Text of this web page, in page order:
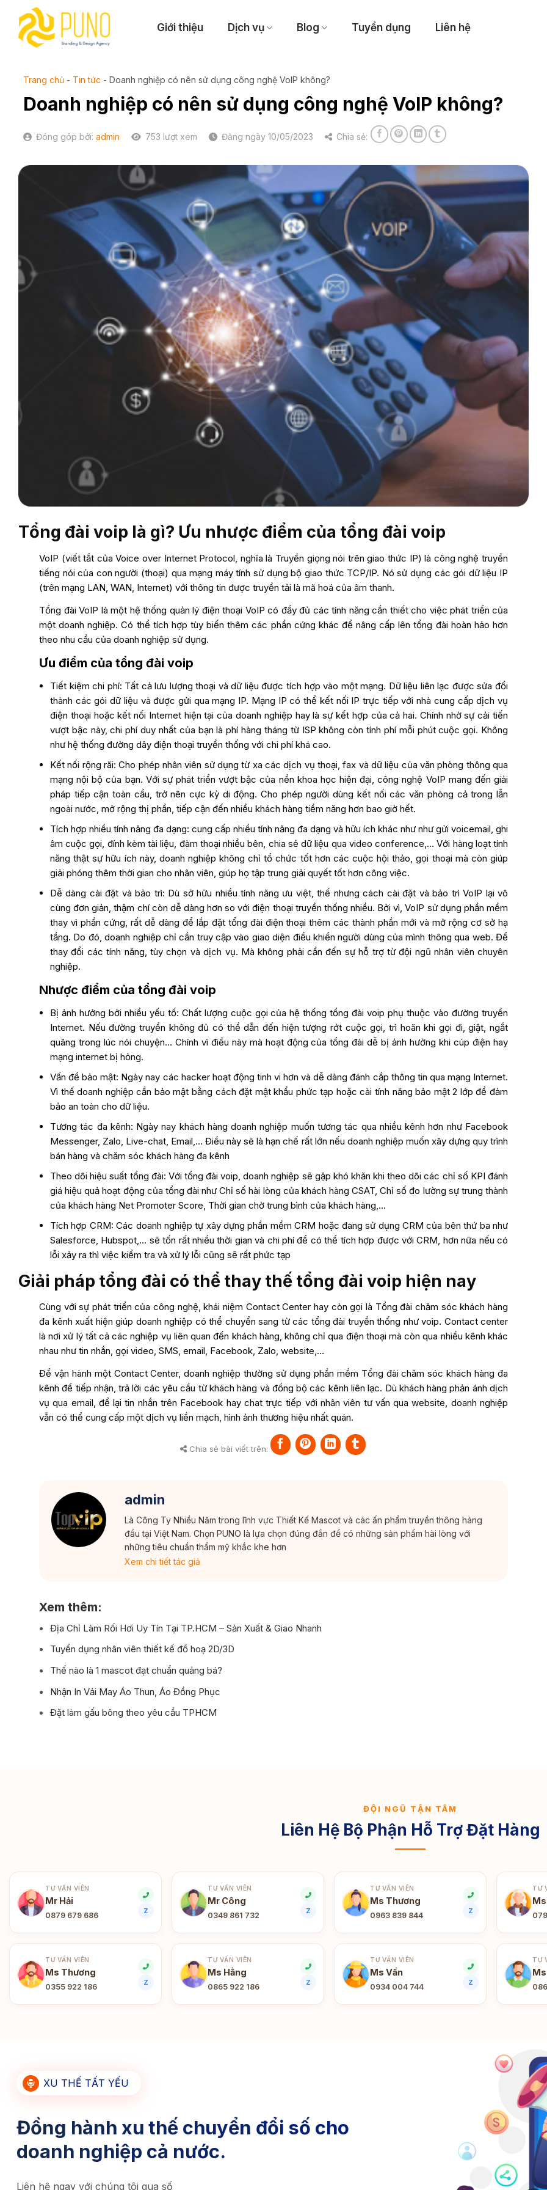
content
Giới thiệu Dịch vụ Blog Tuyển dụng Liên hệ
Trang chủ - Tin tức - Doanh nghiệp có nên sử dụng công nghệ VoIP không?
Doanh nghiệp có nên sử dụng công nghệ VoIP không?
Đóng góp bởi: admin 753 lượt xem Đăng ngày 10/05/2023 Chia sẻ:
Tổng đài voip là gì? Ưu nhược điểm của tổng đài voip
VoIP (viết tắt của Voice over Internet Protocol, nghĩa là Truyền giọng nói trên giao thức IP) là công nghệ truyền
tiếng nói của con người (thoại) qua mạng máy tính sử dụng bộ giao thức TCP/IP. Nó sử dụng các gói dữ liệu IP
(trên mạng LAN, WAN, Internet) với thông tin được truyền tải là mã hoá của âm thanh.
Tổng đài VoIP là một hệ thống quản lý điện thoại VoIP có đầy đủ các tính năng cần thiết cho việc phát triển của
một doanh nghiệp. Có thể tích hợp tùy biến thêm các phần cứng khác để nâng cấp lên tổng đài hoàn hảo hơn
theo nhu cầu của doanh nghiệp sử dụng.
Ưu điểm của tổng đài voip
Tiết kiệm chi phí: Tất cả lưu lượng thoại và dữ liệu được tích hợp vào một mạng. Dữ liệu liên lạc được sửa đổi
thành các gói dữ liệu và được gửi qua mạng IP. Mạng IP có thể kết nối IP trực tiếp với nhà cung cấp dịch vụ
điện thoại hoặc kết nối Internet hiện tại của doanh nghiệp hay là sự kết hợp của cả hai. Chính nhờ sự cải tiến
vượt bậc này, chi phí duy nhất của bạn là phí hàng tháng từ ISP không còn tính phí mỗi phút cuộc gọi. Không
như hệ thống đường dây điện thoại truyền thống với chi phí khá cao.
Kết nối rộng rãi: Cho phép nhân viên sử dụng từ xa các dịch vụ thoại, fax và dữ liệu của văn phòng thông qua
mạng nội bộ của bạn. Với sự phát triển vượt bậc của nền khoa học hiện đại, công nghệ VoIP mang đến giải
pháp tiếp cận toàn cẩu, trở nên cực kỳ di động. Cho phép người dùng kết nối các văn phòng cả trong lẫn
ngoài nước, mở rộng thị phần, tiếp cận đến nhiều khách hàng tiềm năng hơn bao giờ hết.
Tích hợp nhiều tính năng đa dạng: cung cấp nhiều tính năng đa dạng và hữu ích khác như như gửi voicemail, ghi
âm cuộc gọi, đính kèm tài liệu, đàm thoại nhiều bên, chia sẻ dữ liệu qua video conference,… Với hàng loạt tính
năng thật sự hữu ích này, doanh nghiệp không chỉ tổ chức tốt hơn các cuộc hội thảo, gọi thoại mà còn giúp
giải phóng thêm thời gian cho nhân viên, giúp họ tập trung giải quyết tốt hơn công việc.
Dễ dàng cài đặt và bảo trì: Dù sở hữu nhiều tính năng ưu việt, thế nhưng cách cài đặt và bảo trì VoIP lại vô
cùng đơn giản, thậm chí còn dễ dàng hơn so với điện thoại truyền thống nhiều. Bởi vì, VoIP sử dụng phần mềm
thay vì phần cứng, rất dễ dàng để lắp đặt tổng đài điện thoại thêm các thành phần mới và mở rộng cơ sở hạ
tầng. Do đó, doanh nghiệp chỉ cần truy cập vào giao diện điều khiển người dùng của mình thông qua web. Để
thay đổi các tính năng, tùy chọn và dịch vụ. Mà không phải cần đến sự hỗ trợ từ đội ngũ nhân viên chuyên
nghiệp.
Nhược điểm của tổng đài voip
Bị ảnh hưởng bởi nhiều yếu tố: Chất lượng cuộc gọi của hệ thống tổng đài voip phụ thuộc vào đường truyền
Internet. Nếu đường truyền không đủ có thể dẫn đến hiện tượng rớt cuộc gọi, trì hoãn khi gọi đi, giật, ngắt
quãng trong lúc nói chuyện… Chính vì điều này mà hoạt động của tổng đài dễ bị ảnh hưởng khi cúp điện hay
mạng internet bị hỏng.
Vấn đề bảo mật: Ngày nay các hacker hoạt động tinh vi hơn và dễ dàng đánh cắp thông tin qua mạng Internet.
Vì thế doanh nghiệp cần bảo mật bằng cách đặt mật khẩu phức tạp hoặc cài tính năng bảo mật 2 lớp để đảm
bảo an toàn cho dữ liệu.
Tương tác đa kênh: Ngày nay khách hàng doanh nghiệp muốn tương tác qua nhiều kênh hơn như Facebook
Messenger, Zalo, Live-chat, Email,… Điều này sẽ là hạn chế rất lớn nếu doanh nghiệp muốn xây dựng quy trình
bán hàng và chăm sóc khách hàng đa kênh
Theo dõi hiệu suất tổng đài: Với tổng đài voip, doanh nghiệp sẽ gặp khó khăn khi theo dõi các chỉ số KPI đánh
giá hiệu quả hoạt động của tổng đài như Chỉ số hài lòng của khách hàng CSAT, Chỉ số đo lường sự trung thành
của khách hàng Net Promoter Score, Thời gian chờ trung bình của khách hàng,…
Tích hợp CRM: Các doanh nghiệp tự xây dựng phần mềm CRM hoặc đang sử dụng CRM của bên thứ ba như
Salesforce, Hubspot,… sẽ tốn rất nhiều thời gian và chi phí để có thể tích hợp được với CRM, hơn nữa nếu có
lỗi xảy ra thì việc kiểm tra và xử lý lỗi cũng sẽ rất phức tạp
Giải pháp tổng đài có thể thay thế tổng đài voip hiện nay
Cùng với sự phát triển của công nghệ, khái niệm Contact Center hay còn gọi là Tổng đài chăm sóc khách hàng
đa kênh xuất hiện giúp doanh nghiệp có thể chuyển sang từ các tổng đài truyền thống như voip. Contact center
là nơi xử lý tất cả các nghiệp vụ liên quan đến khách hàng, không chỉ qua điện thoại mà còn qua nhiều kênh khác
nhau như tin nhắn, gọi video, SMS, email, Facebook, Zalo, website,…
Để vận hành một Contact Center, doanh nghiệp thường sử dụng phần mềm Tổng đài chăm sóc khách hàng đa
kênh để tiếp nhận, trả lời các yêu cầu từ khách hàng và đồng bộ các kênh liên lạc. Dù khách hàng phản ánh dịch
vụ qua email, để lại tin nhắn trên Facebook hay chat trực tiếp với nhân viên tư vấn qua website, doanh nghiệp
vẫn có thể cung cấp một dịch vụ liền mạch, hình ảnh thương hiệu nhất quán.
Chia sẻ bài viết trên:
admin
Là Công Ty Nhiều Năm trong lĩnh vực Thiết Kế Mascot và các ấn phẩm truyền thông hàng
đầu tại Việt Nam. Chọn PUNO là lựa chọn đúng đắn để có những sản phẩm hài lòng với
những tiêu chuẩn thẩm mỹ khắc khe hơn
Xem chi tiết tác giả
Xem thêm:
Địa Chỉ Làm Rối Hơi Uy Tín Tại TP.HCM – Sản Xuất & Giao Nhanh
Tuyển dụng nhân viên thiết kế đồ hoạ 2D/3D
Thế nào là 1 mascot đạt chuẩn quảng bá?
Nhận In Vải May Áo Thun, Áo Đồng Phục
Đặt làm gấu bông theo yêu cầu TPHCM
ĐỘI NGŨ TẬN TÂM
Liên Hệ Bộ Phận Hỗ Trợ Đặt Hàng
TƯ VẤN VIÊN
Mr Hải
0879 679 686
Z
TƯ VẤN VIÊN
Mr Công
0349 861 732
Z
TƯ VẤN VIÊN
Ms Thương
0963 839 844
Z
TƯ
TƯ VẤN VIÊN
Ms Thương
0355 922 186
Z
TƯ VẤN VIÊN
Ms Hằng
0865 922 186
Z
TƯ VẤN VIÊN
Ms Vần
0934 004 744
Z
TƯ
XU THẾ TẤT YẾU
Đồng hành xu thế chuyển đổi số cho
doanh nghiệp cả nước.
Liên hệ ngay với chúng tôi qua số